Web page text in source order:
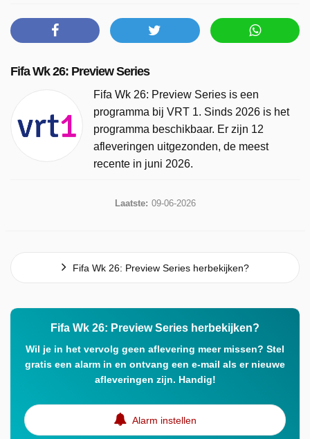
Fifa Wk 26: Preview Series
Fifa Wk 26: Preview Series is een
programma bij VRT 1. Sinds 2026 is het
programma beschikbaar. Er zijn 12
afleveringen uitgezonden, de meest
recente in juni 2026.
Laatste: 09-06-2026
Fifa Wk 26: Preview Series herbekijken?
Fifa Wk 26: Preview Series herbekijken?
Wil je in het vervolg geen aflevering meer missen? Stel
gratis een alarm in en ontvang een e-mail als er nieuwe
afleveringen zijn. Handig!
Alarm instellen